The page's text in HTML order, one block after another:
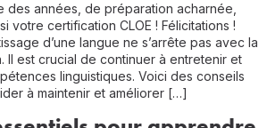
des années, de préparation acharnée,
votre certification CLOE ! Félicitations !
d’une langue ne s’arrête pas avec la
Il est crucial de continuer à entretenir et
linguistiques. Voici des conseils
à maintenir et améliorer […]